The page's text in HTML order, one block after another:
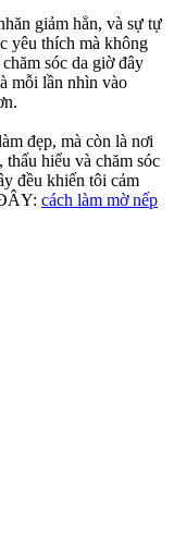
giảm hẳn, và sự tự
yêu thích mà không
sóc da giờ đây
mỗi lần nhìn vào
đẹp, mà còn là nơi
hiểu và chăm sóc
đều khiến tôi cảm
cách làm mờ nếp